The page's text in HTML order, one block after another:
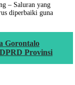
– Saluran yang
diperbaiki guna
Gorontalo
Provinsi